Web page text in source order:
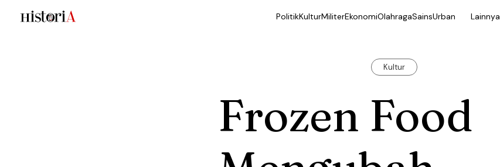
PolitikKulturMiliterEkonomiOlahragaSainsUrban Lainnya
Kultur
Frozen Food